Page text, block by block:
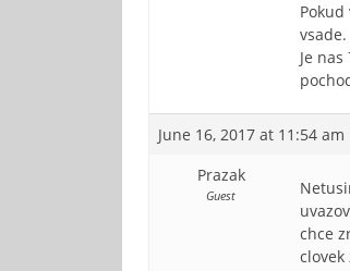
vsade.
Je
June 16, 2017 at 11:54 am
Prazak
Guest
chce